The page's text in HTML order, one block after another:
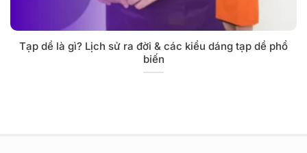
Tạp dề là gì? Lịch sử ra đời & các kiểu dáng tạp dề phổ
biến